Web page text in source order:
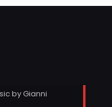
by Gianni